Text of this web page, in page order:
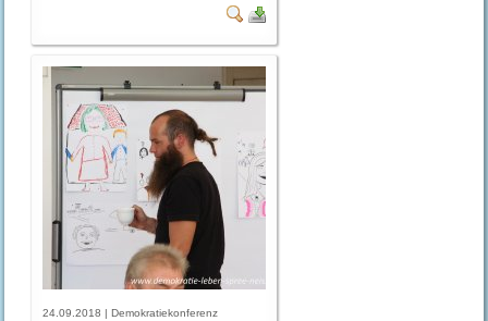
24.09.2018 | Demokratiekonferenz